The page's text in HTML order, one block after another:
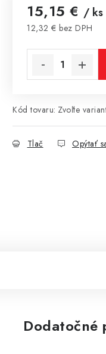
15,15 € / ks
12,32 € bez DPH
Kód tovaru: Zvoľte
Tlač Opýtať
Dodatočné